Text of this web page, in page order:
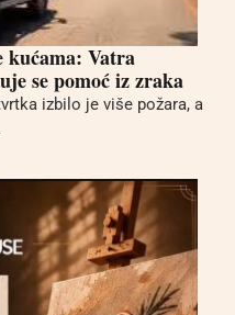
kućama: Vatra
se pomoć iz zraka
izbilo je više požara, a